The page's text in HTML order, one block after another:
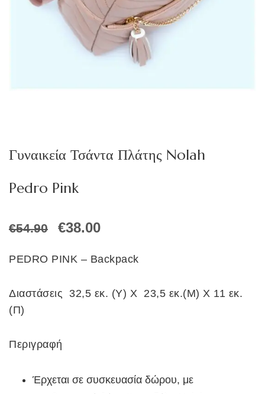
Γυναικεία Τσάντα Πλάτης Nolah
Pedro Pink
€54.90
Original
was:
€38.00Η
τιμή
€38.00.
PEDRO PINK – Backpack
Διαστάσεις 32,5 εκ. (Υ) Χ 23,5 εκ.(Μ) Χ 11 εκ.
(Π)
Περιγραφή
Έρχεται σε συσκευασία δώρου, με